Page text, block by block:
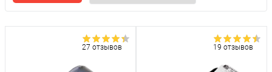
27 отзывов 19 отзывов